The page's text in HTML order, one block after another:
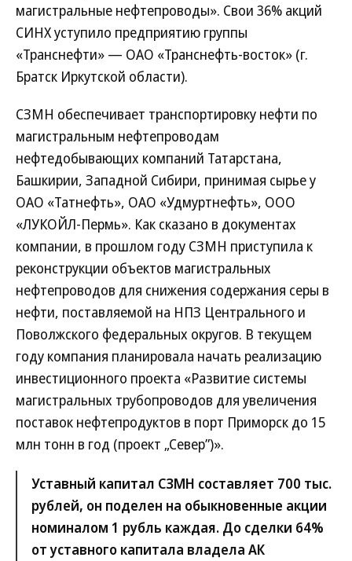
магистральные нефтепроводы». Свои 36% акций
СИНХ уступило предприятию группы
«Транснефти» — ОАО «Транснефть-восток» (г.
Братск Иркутской области).
СЗМН обеспечивает транспортировку нефти по
магистральным нефтепроводам
нефтедобывающих компаний Татарстана,
Башкирии, Западной Сибири, принимая сырье у
ОАО «Татнефть», ОАО «Удмуртнефть», ООО
«ЛУКОЙЛ-Пермь». Как сказано в документах
компании, в прошлом году СЗМН приступила к
реконструкции объектов магистральных
нефтепроводов для снижения содержания серы в
нефти, поставляемой на НПЗ Центрального и
Поволжского федеральных округов. В текущем
году компания планировала начать реализацию
инвестиционного проекта «Развитие системы
магистральных трубопроводов для увеличения
поставок нефтепродуктов в порт Приморск до 15
млн тонн в год (проект „Север”)».
Уставный капитал СЗМН составляет 700 тыс.
рублей, он поделен на обыкновенные акции
номиналом 1 рубль каждая. До сделки 64%
от уставного капитала владела АК